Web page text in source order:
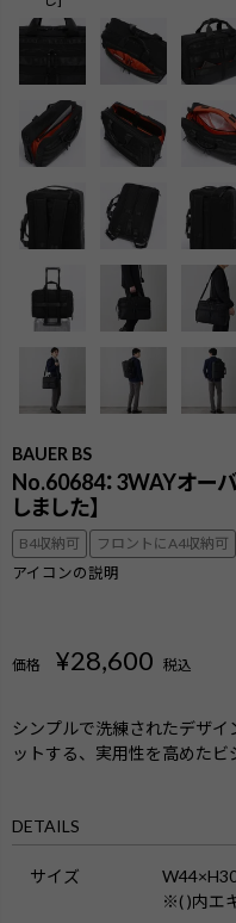
BAUER BS
No.60684：3WAYオー
しました】
B4収納可
フロントにA4収納可
アイコンの説明
価格 ¥28,600 税込
シンプルで洗練されたデザイ
ットする、実用性を高めたビ
DETAILS
サイズ
※( )内エ